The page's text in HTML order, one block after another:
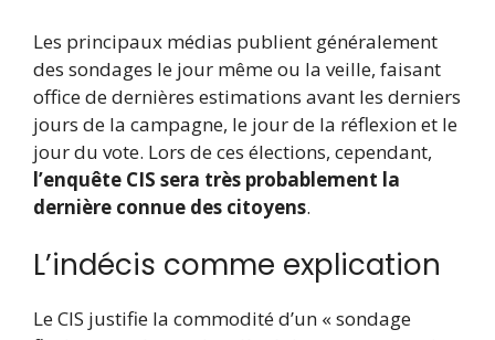
Les principaux médias publient généralement
des sondages le jour même ou la veille, faisant
office de dernières estimations avant les derniers
jours de la campagne, le jour de la réflexion et le
jour du vote. Lors de ces élections, cependant,
l’enquête CIS sera très probablement la
dernière connue des citoyens.
L’indécis comme explication
Le CIS justifie la commodité d’un « sondage